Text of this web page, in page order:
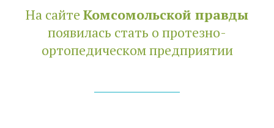
На сайте Комсомольской правды
появилась стать о протезно-
ортопедическом предприятии